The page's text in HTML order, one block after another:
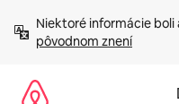
obsah.
Niektoré informácie
pôvodnom znení